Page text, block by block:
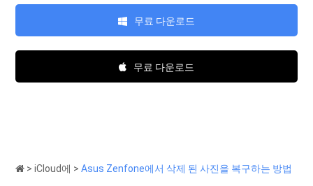
무료 다운로드
무료 다운로드
>iCloud에 >Asus Zenfone에서 삭제 된 사진을 복구하는 방법